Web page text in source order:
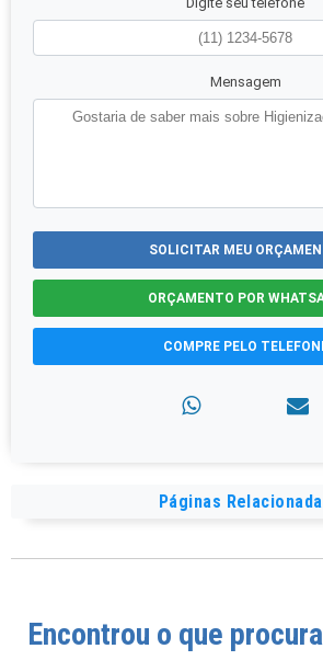
Mensagem
SOLICITAR MEU
ORÇAMENTO POR
COMPRE PELO
Páginas
Encontrou o que